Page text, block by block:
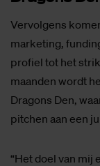
Vervolgens
marketing,
profiel tot het
maanden wordt
Dragons Den,
pitchen aan een
“Het doel van mij